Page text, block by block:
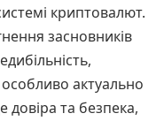
криптовалют.
засновників
актуально
довіра та безпека,